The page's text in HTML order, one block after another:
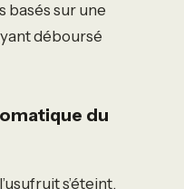
basés sur une
déboursé
du
s’éteint.